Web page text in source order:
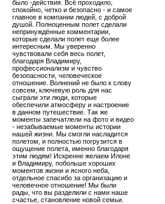
было -действия. Всё проходило,
спокойно, четко и безопасно - и самое
главное в компании людей, с доброй
душой. Полноценным полет сделали
непринуждённые комментарии,
которые сделали полет еще более
интересным. Мы уверенно
чувствовали себя весь полет,
благодаря Владимиру,
профессионализм и чувство
безопасности, человеческое
отношение. Волнений не было к слову
совсем, ключевую роль для нас
сыграли эти люди, которые
обеспечили атмосферу и настроение
в данном путешествие. Так же
моменты запечатлели на фото и видео
- незабываемые моменты истории
нашей жизни. Мы смогли насладится
полетом, и полностью погрузится в
ощущение полета, именно благодаря
этим людям! Искренне желаем Илоне
и Владимиру, побольше хороших
моментов жизни и ясного неба,
отдельное спасибо за организацию и
человечное отношение! Мы были
рады, что вы разделили с нами наше
счастье, становление новой семьи.